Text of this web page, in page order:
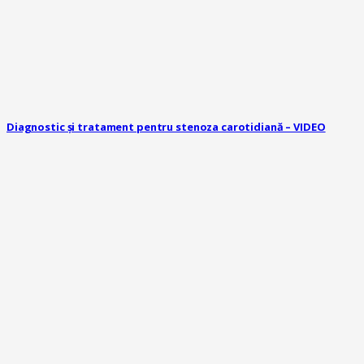
Diagnostic și tratament pentru stenoza carotidiană – VIDEO